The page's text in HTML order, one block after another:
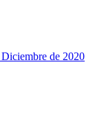
de 2020